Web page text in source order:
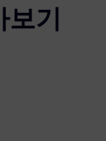
보기